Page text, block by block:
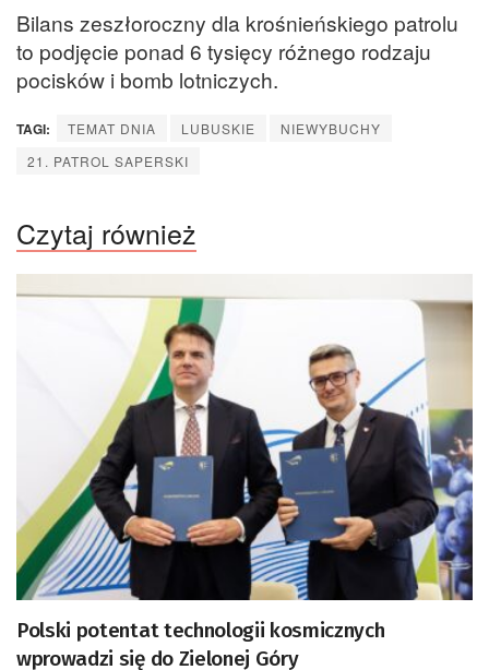
Bilans zeszłoroczny dla krośnieńskiego patrolu
to podjęcie ponad 6 tysięcy różnego rodzaju
pocisków i bomb lotniczych.
TAGI: TEMAT DNIA LUBUSKIE
NIEWYBUCHY
21. PATROL SAPERSKI
Czytaj również
Polski potentat technologii kosmicznych
wprowadzi się do Zielonej Góry